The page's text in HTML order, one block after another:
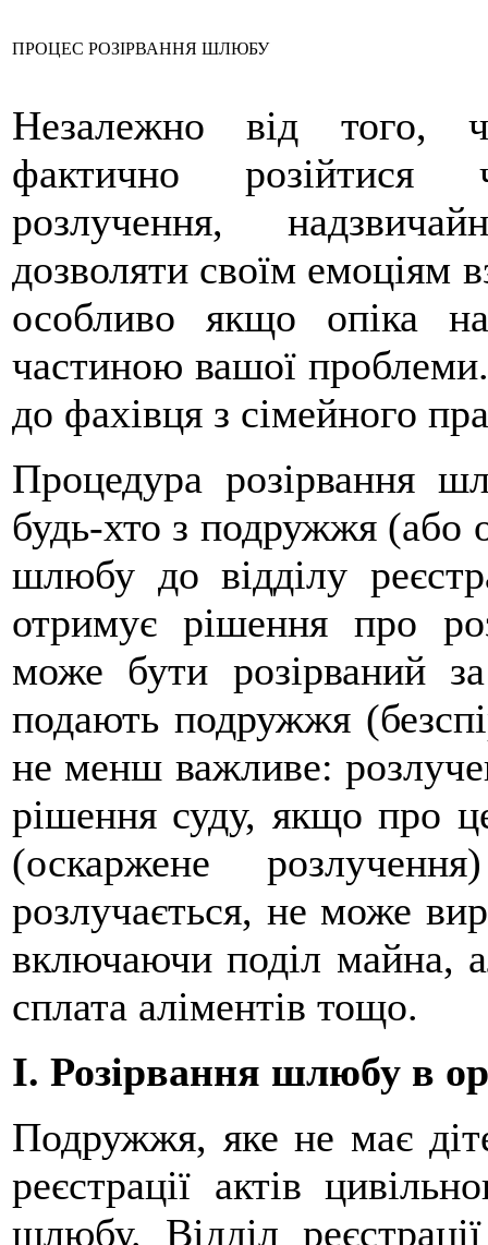
ПРОЦЕС РОЗІРВАННЯ ШЛЮБУ
Незалежно від того,
фактично
розлучення,
дозволяти своїм емоціям
особливо якщо опіка
частиною вашої
до фахівця з сімейного
Процедура розірвання
будь-хто з подружжя (або
шлюбу до відділу
отримує рішення про
може бути розірваний
подають подружжя
не менш важливе:
рішення суду, якщо про
(оскаржене
розлучається, не може
включаючи поділ майна,
сплата аліментів тощо.
I. Розірвання шлюбу в
Подружжя, яке не має
реєстрації актів
шлюбу. Відділ